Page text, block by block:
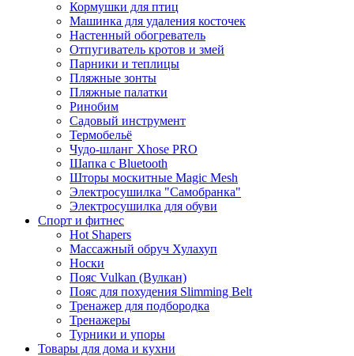
Кормушки для птиц
Машинка для удаления косточек
Настенный обогреватель
Отпугиватель кротов и змей
Парники и теплицы
Пляжные зонты
Пляжные палатки
Ринобим
Садовый инструмент
Термобельё
Чудо-шланг Xhose PRO
Шапка с Bluetooth
Шторы москитные Magic Mesh
Электросушилка "Самобранка"
Электросушилка для обуви
Спорт и фитнес
Hot Shapers
Массажный обруч Хулахуп
Носки
Пояс Vulkan (Вулкан)
Пояс для похудения Slimming Belt
Тренажер для подбородка
Тренажеры
Турники и упоры
Товары для дома и кухни